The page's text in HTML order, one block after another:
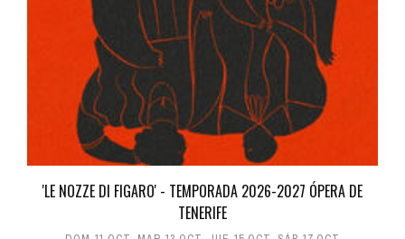
'LE NOZZE DI FIGARO' - TEMPORADA 2026-2027 ÓPERA DE
TENERIFE